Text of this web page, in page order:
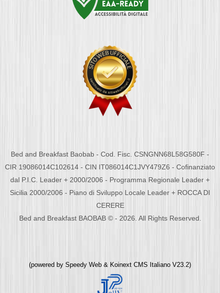
Bed and Breakfast Baobab - Cod. Fisc. CSNGNN68L58G580F -
CIR 19086014C102614 - CIN IT086014C1JVY479Z6 - Cofinanziato
dal P.I.C. Leader + 2000/2006 - Programma Regionale Leader +
Sicilia 2000/2006 - Piano di Sviluppo Locale Leader + ROCCA DI
CERERE
Bed and Breakfast BAOBAB © - 2026. All Rights Reserved.
(powered by Speedy Web & Koinext CMS Italiano V23.2)